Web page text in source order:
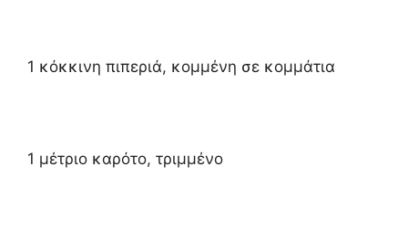
1 κόκκινη πιπεριά, κομμένη σε κομμάτια
1 μέτριο καρότο, τριμμένο